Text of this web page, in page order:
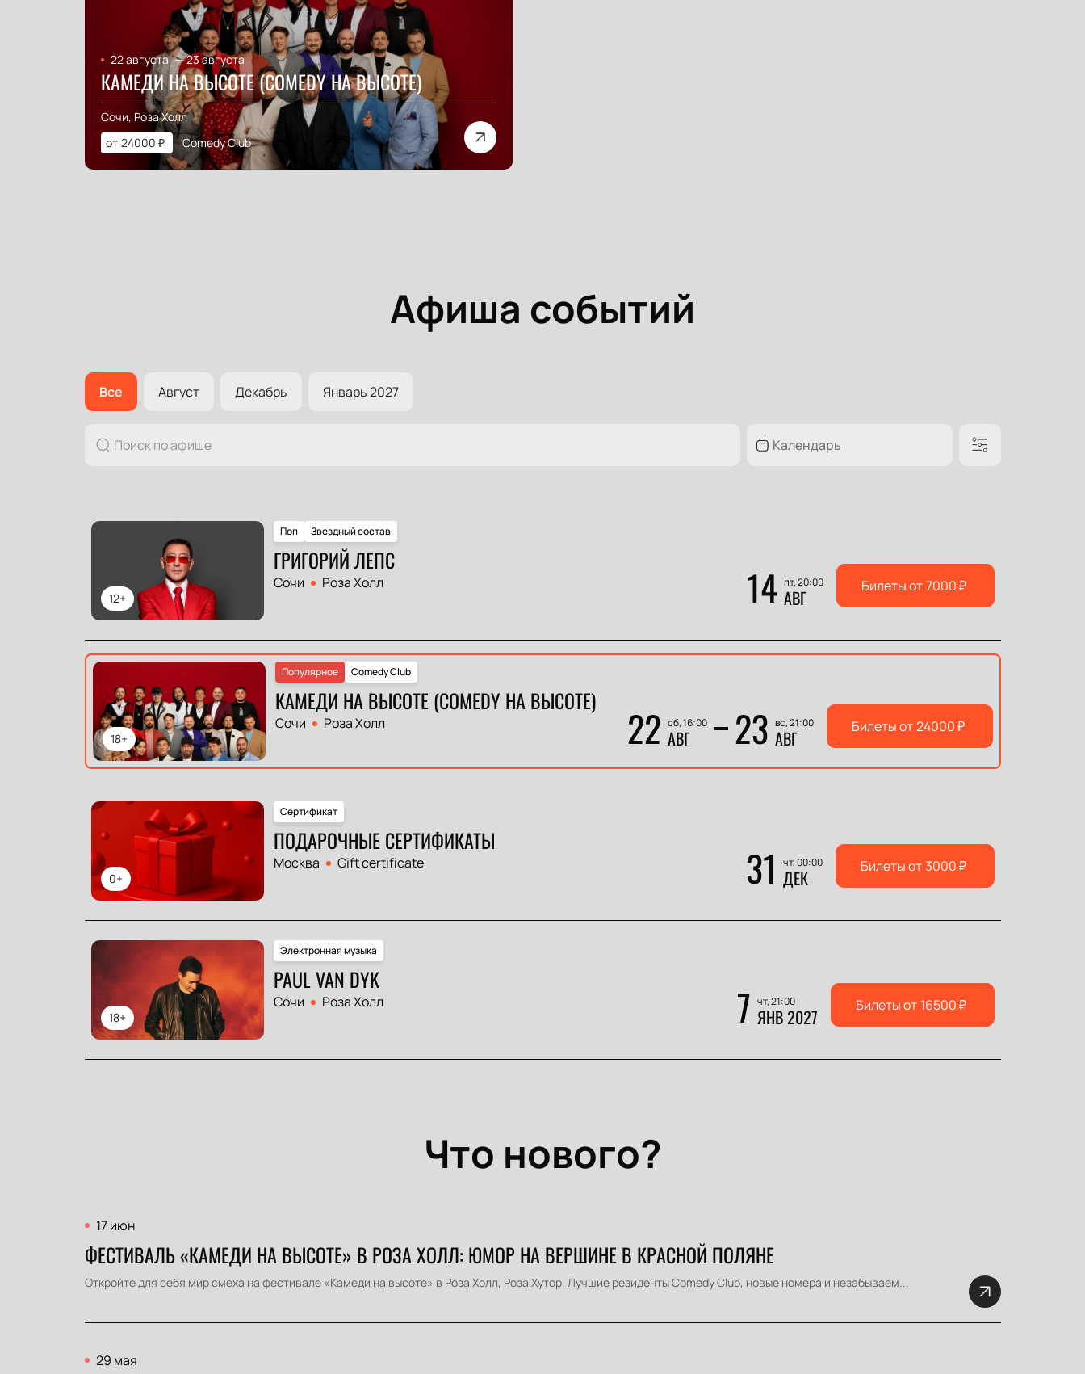
22 августа — 23 августа
КАМЕДИ НА ВЫСОТЕ (COMEDY НА ВЫСОТЕ)
Сочи, Роза Холл
от 24000 ₽ Comedy Club
Афиша событий
Все Август Декабрь Январь 2027
12+
Поп Звездный состав
ГРИГОРИЙ ЛЕПС
Сочи Роза Холл 14 пт, 20:00
АВГ Билеты от 7000₽
18+
Comedy Club
Популярное
КАМЕДИ НА ВЫСОТЕ (COMEDY НА ВЫСОТЕ)
Сочи Роза Холл 22 сб, 16:00
АВГ 23 вс, 21:00
АВГ Билеты от 24000₽
0+
Сертификат
ПОДАРОЧНЫЕ СЕРТИФИКАТЫ
Москва Gift certificate 31 чт, 00:00
ДЕК Билеты от 3000₽
18+
Электронная музыка
PAUL VAN DYK
Сочи Роза Холл 7 чт, 21:00
ЯНВ 2027 Билеты от 16500₽
Что нового?
17 июн
ФЕСТИВАЛЬ «КАМЕДИ НА ВЫСОТЕ» В РОЗА ХОЛЛ: ЮМОР НА ВЕРШИНЕ В КРАСНОЙ ПОЛЯНЕ
Откройте для себя мир смеха на фестивале «Камеди на высоте» в Роза Холл, Роза Хутор. Лучшие резиденты Comedy Club, новые номера и незабываем...
29 мая